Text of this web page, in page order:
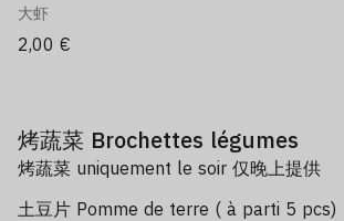
大虾
2,00 €
烤蔬菜 Brochettes légumes
烤蔬菜 uniquement le soir 仅晚上提供
土豆片 Pomme de terre ( à parti 5 pcs)